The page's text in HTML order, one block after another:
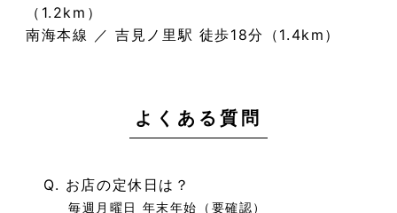
（1.2km）
南海本線 ／ 吉見ノ里駅 徒歩18分（1.4km）
よくある質問
Q. お店の定休日は？
毎週月曜日 年末年始（要確認）